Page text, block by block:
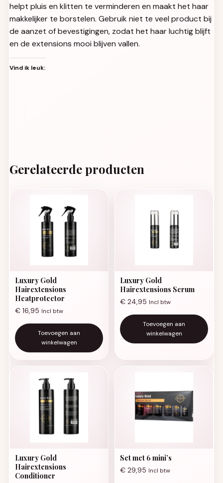
helpt pluis en klitten te verminderen en maakt het haar
makkelijker te borstelen. Gebruik niet te veel product bij
de aanzet of bevestigingen, zodat het haar luchtig blijft
en de extensions mooi blijven vallen.
Vind ik leuk:
Gerelateerde producten
Luxury Gold
Hairextensions
Heatprotector
€ 16,95 Incl btw
Toevoegen aan
winkelwagen
Luxury Gold
Hairextensions Serum
€ 24,95 Incl btw
Toevoegen aan
winkelwagen
Luxury Gold
Hairextensions
Conditioner
Set met 6 mini’s
€ 29,95 Incl btw